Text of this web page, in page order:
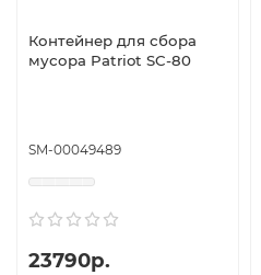
Контейнер для сбора
мусора Patriot SC-80
SM-00049489
23790р.